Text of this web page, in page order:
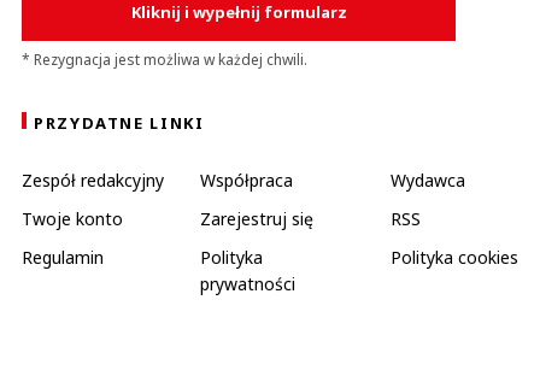
Kliknij i wypełnij formularz
* Rezygnacja jest możliwa w każdej chwili.
PRZYDATNE LINKI
Zespół redakcyjny Współpraca
Wydawca
Twoje konto
Zarejestruj się
RSS
Regulamin
Polityka
prywatności
Polityka cookies